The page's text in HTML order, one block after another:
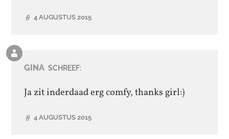
4 AUGUSTUS 2015
Reactie
vanGINA SCHREEF:
Ja zit inderdaad erg comfy, thanks girl:)
4 AUGUSTUS 2015